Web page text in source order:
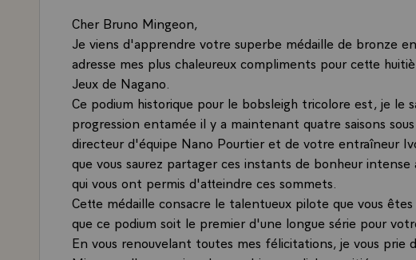
Cher Bruno Mingeon,
Je viens d'apprendre votre superbe médaille de bronze
adresse mes plus chaleureux compliments pour cette
Jeux de Nagano.
Ce podium historique pour le bobsleigh tricolore est, je le
progression entamée il y a maintenant quatre saisons
directeur d'équipe Nano Pourtier et de votre entraîneur
que vous saurez partager ces instants de bonheur
qui vous ont permis d'atteindre ces sommets.
Cette médaille consacre le talentueux pilote que vous
que ce podium soit le premier d'une longue série pour
En vous renouvelant toutes mes félicitations, je vous prie